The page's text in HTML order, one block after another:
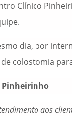
Clínico
dia, por
colostomia
Pinheirinho
aos